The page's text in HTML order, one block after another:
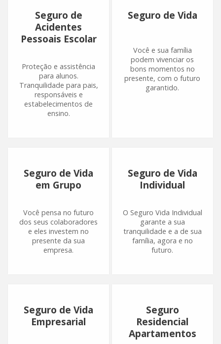
Seguro de
Acidentes
Pessoais Escolar
Proteção e assistência
para alunos.
Tranquilidade para pais,
responsáveis e
estabelecimentos de
ensino.
Seguro de Vida
Você e sua família
podem vivenciar os
bons momentos no
presente, com o futuro
garantido.
Seguro de Vida
em Grupo
Você pensa no futuro
dos seus colaboradores
e eles investem no
presente da sua
empresa.
Seguro de Vida
Individual
O Seguro Vida Individual
garante a sua
tranquilidade e a de sua
família, agora e no
futuro.
Seguro de Vida
Empresarial
Seguro
Residencial
Apartamentos